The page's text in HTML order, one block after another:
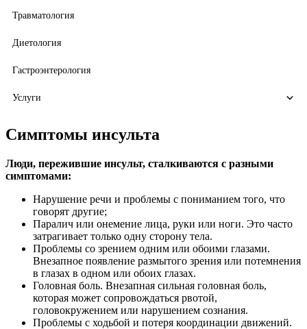
Травматология
Диетология
Гастроэнтерология
Услуги
Симптомы инсульта
Люди, пережившие инсульт, сталкиваются с разными
симптомами:
Нарушение речи и проблемы с пониманием того, что
говорят другие;
Паралич или онемение лица, руки или ноги. Это часто
затрагивает только одну сторону тела.
Проблемы со зрением одним или обоими глазами.
Внезапное появление размытого зрения или потемнения
в глазах в одном или обоих глазах.
Головная боль. Внезапная сильная головная боль,
которая может сопровождаться рвотой,
головокружением или нарушением сознания.
Проблемы с ходьбой и потеря координации движений.